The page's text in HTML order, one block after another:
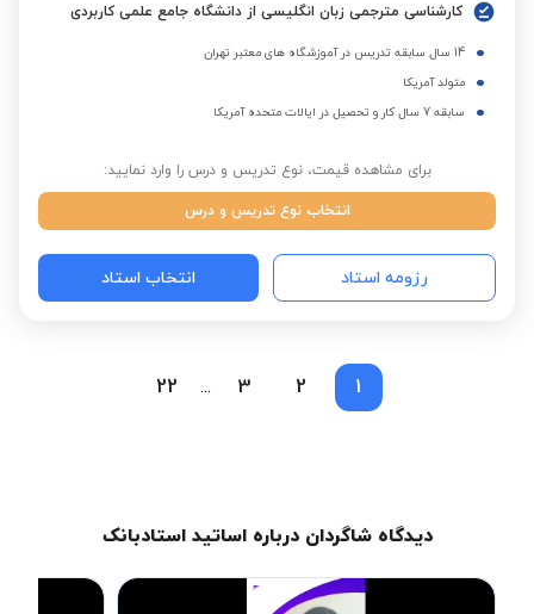
کارشناسی مترجمی زبان انگلیسی از دانشگاه جامع علمی کاربردی
14 سال سابقه تدریس در آموزشگاه های معتبر تهران
متولد آمریکا
سابقه 7 سال کار و تحصیل در ایالات متحده آمریکا
برای مشاهده قیمت، نوع تدریس و درس را وارد نمایید:
انتخاب نوع تدریس و درس
رزومه استاد انتخاب استاد
1
2
3
...
22
دیدگاه شاگردان درباره اساتید استادبانک